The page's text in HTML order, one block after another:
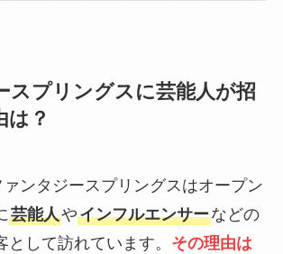
スプリングスに芸能人が招
は？
ンタジースプリングスはオープン
芸能人やインフルエンサーなどの
して訪れています。 その理由は